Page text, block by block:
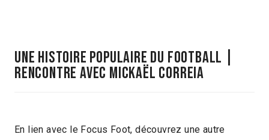
UNE HISTOIRE POPULAIRE DU FOOTBALL |
Rencontre avec Mickaël Correia
En lien avec le Focus Foot, découvrez une autre